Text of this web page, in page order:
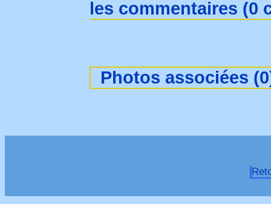
les commentaires (0
Photos associées